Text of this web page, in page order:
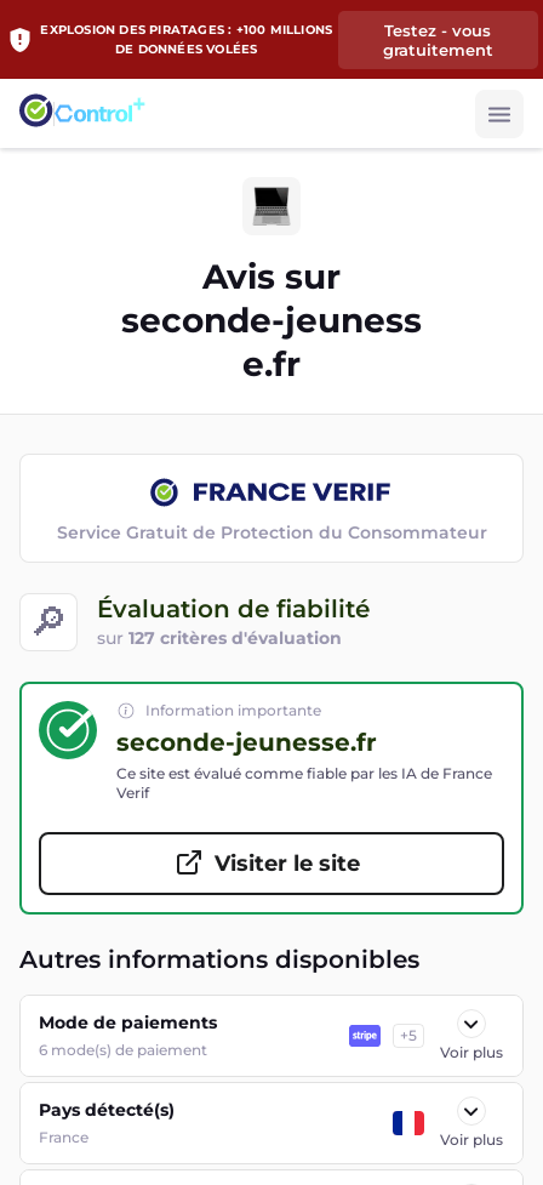
EXPLOSION DES PIRATAGES : +100 MILLIONS
DE DONNÉES VOLÉES
Testez - vous
gratuitement
Avis sur
seconde-jeuness
e.fr
🔎 Évaluation de fiabilité
sur 127 critères d'évaluation
Service Gratuit de Protection du Consommateur
Information importante
seconde-jeunesse.fr
Ce site est évalué comme fiable par les IA de France
Verif
Visiter le site
Autres informations disponibles
Mode de paiements
6 mode(s) de paiement
+5
Voir plus
Pays détecté(s)
France Voir plus